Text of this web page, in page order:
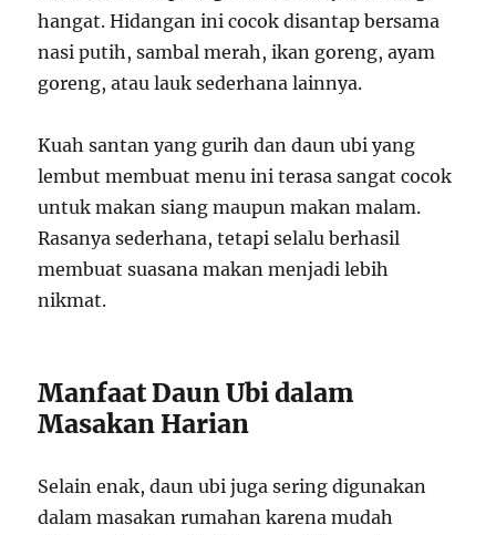
hangat. Hidangan ini cocok disantap bersama
nasi putih, sambal merah, ikan goreng, ayam
goreng, atau lauk sederhana lainnya.
Kuah santan yang gurih dan daun ubi yang
lembut membuat menu ini terasa sangat cocok
untuk makan siang maupun makan malam.
Rasanya sederhana, tetapi selalu berhasil
membuat suasana makan menjadi lebih
nikmat.
Manfaat Daun Ubi dalam
Masakan Harian
Selain enak, daun ubi juga sering digunakan
dalam masakan rumahan karena mudah